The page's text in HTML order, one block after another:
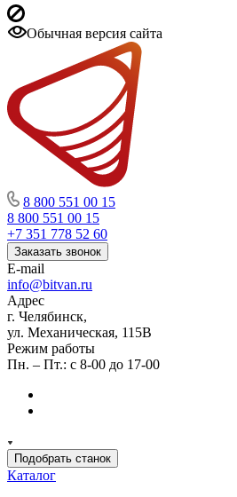
Обычная версия сайта
8 800 551 00 15
8 800 551 00 15
+7 351 778 52 60
Заказать звонок
E-mail
info@bitvan.ru
Адрес
г. Челябинск,
ул. Механическая, 115В
Режим работы
Пн. – Пт.: с 8-00 до 17-00
Подобрать станок
Каталог